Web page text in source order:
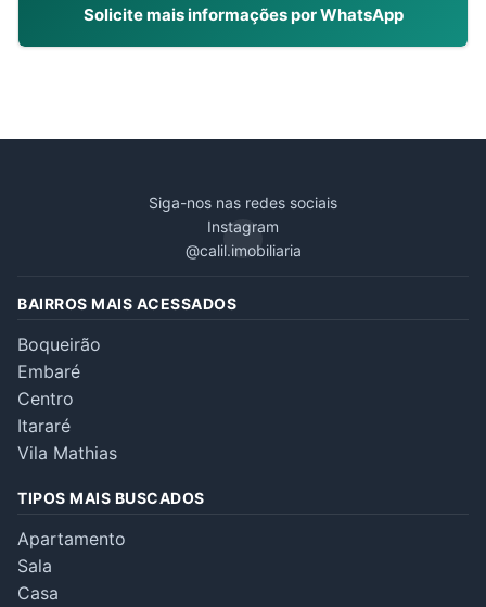
Solicite mais informações por WhatsApp
Siga-nos nas redes sociais
Instagram
@calil.imobiliaria
BAIRROS MAIS ACESSADOS
Boqueirão
Embaré
Centro
Itararé
Vila Mathias
TIPOS MAIS BUSCADOS
Apartamento
Sala
Casa